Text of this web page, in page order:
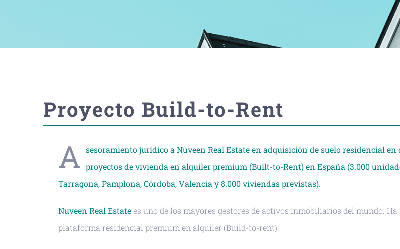
Proyecto Build-to-Rent
A sesoramiento jurídico a Nuveen Real Estate en adquisición de suelo residencial
proyectos de vivienda en alquiler premium (Built-to-Rent) en España (3.000
Tarragona, Pamplona, Córdoba, Valencia y 8.000 viviendas previstas).
Nuveen Real Estatees uno de los mayores gestores de activos inmobiliarios del mundo.
plataforma residencial premium en alquiler (Build-to-rent).